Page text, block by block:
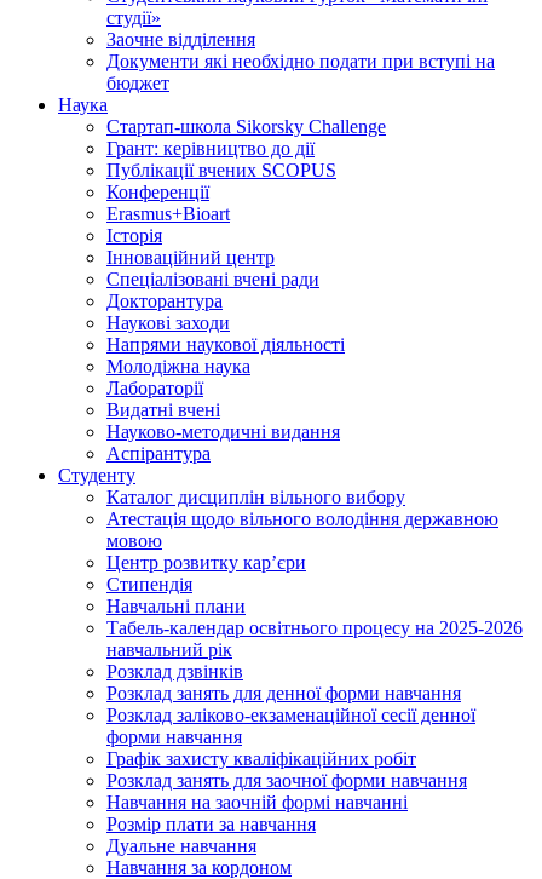
студії»
Заочне відділення
Документи які необхідно подати при вступі на
бюджет
Наука
Стартап-школа Sikorsky Challenge
Грант: керівництво до дії
Публікації вчених SCOPUS
Конференції
Erasmus+Bioart
Історія
Інноваційний центр
Спеціалізовані вчені ради
Докторантура
Наукові заходи
Напрями наукової діяльності
Молодіжна наука
Лабораторії
Видатні вчені
Науково-методичні видання
Аспірантура
Студенту
Каталог дисциплін вільного вибору
Атестація щодо вільного володіння державною
мовою
Центр розвитку кар’єри
Стипендія
Навчальні плани
Табель-календар освітнього процесу на 2025-2026
навчальний рік
Розклад дзвінків
Розклад занять для денної форми навчання
Розклад заліково-екзаменаційної сесії денної
форми навчання
Графік захисту кваліфікаційних робіт
Розклад занять для заочної форми навчання
Навчання на заочній формі навчанні
Розмір плати за навчання
Дуальне навчання
Навчання за кордоном